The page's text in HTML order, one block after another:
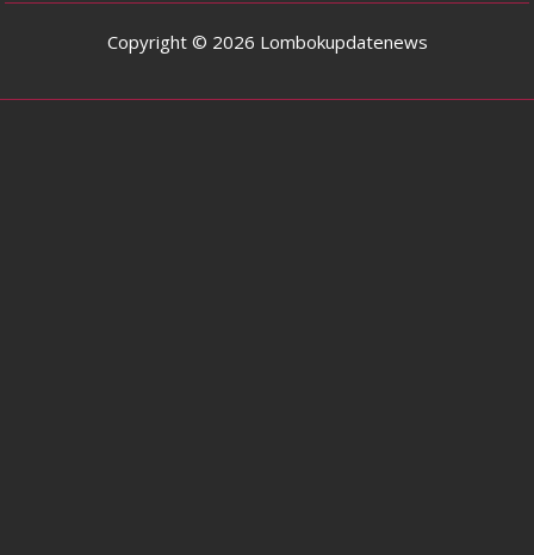
Copyright © 2026 Lombokupdatenews